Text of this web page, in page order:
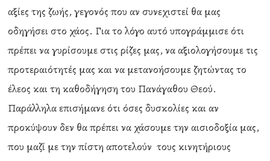
αξίες της ζωής, γεγονός που αν συνεχιστεί θα μας
οδηγήσει στο χάος. Για το λόγο αυτό υπογράμμισε ότι
πρέπει να γυρίσουμε στις ρίζες μας, να αξιολογήσουμε τις
προτεραιότητές μας και να μετανοήσουμε ζητώντας το
έλεος και τη καθοδήγηση του Πανάγαθου Θεού.
Παράλληλα επισήμανε ότι όσες δυσκολίες και αν
προκύψουν δεν θα πρέπει να χάσουμε την αισιοδοξία μας,
που μαζί με την πίστη αποτελούν τους κινητήριους